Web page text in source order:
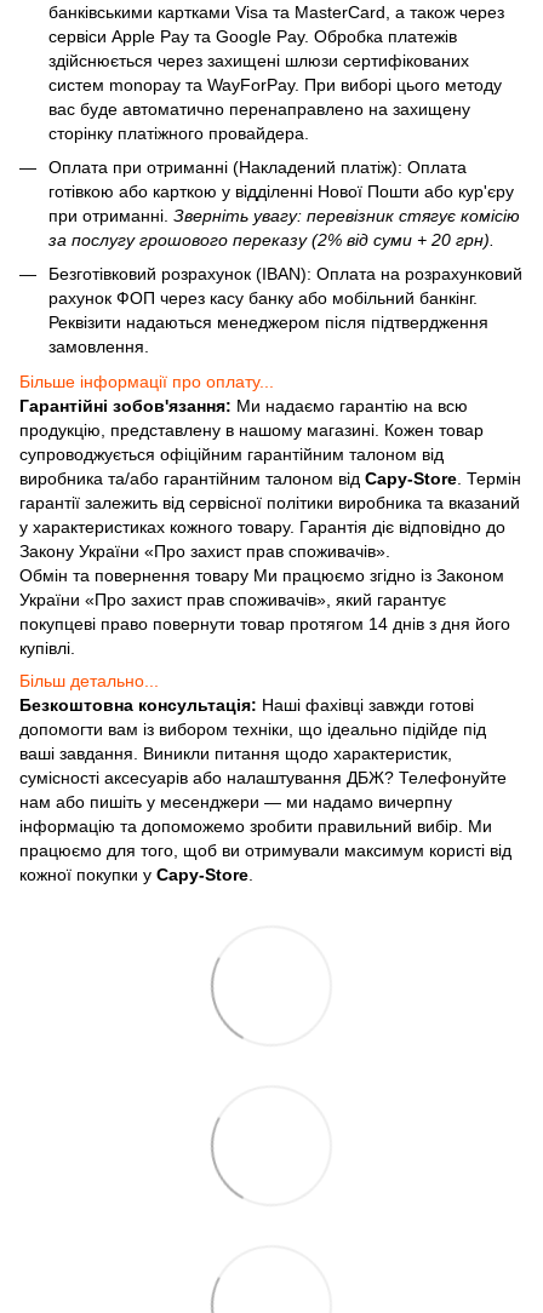
банківськими картками Visa та MasterCard, а також через
сервіси Apple Pay та Google Pay. Обробка платежів
здійснюється через захищені шлюзи сертифікованих
систем monopay та WayForPay. При виборі цього методу
вас буде автоматично перенаправлено на захищену
сторінку платіжного провайдера.
Оплата при отриманні (Накладений платіж): Оплата
готівкою або карткою у відділенні Нової Пошти або кур'єру
при отриманні. Зверніть увагу: перевізник стягує комісію
за послугу грошового переказу (2% від суми + 20 грн).
Безготівковий розрахунок (IBAN): Оплата на розрахунковий
рахунок ФОП через касу банку або мобільний банкінг.
Реквізити надаються менеджером після підтвердження
замовлення.
Більше інформації про оплату...
Гарантійні зобов'язання: Ми надаємо гарантію на всю
продукцію, представлену в нашому магазині. Кожен товар
супроводжується офіційним гарантійним талоном від
виробника та/або гарантійним талоном від Capy-Store . Термін
гарантії залежить від сервісної політики виробника та вказаний
у характеристиках кожного товару. Гарантія діє відповідно до
Закону України «Про захист прав споживачів».
Обмін та повернення товару Ми працюємо згідно із Законом
України «Про захист прав споживачів», який гарантує
покупцеві право повернути товар протягом 14 днів з дня його
купівлі.
Більш детально...
Безкоштовна консультація: Наші фахівці завжди готові
допомогти вам із вибором техніки, що ідеально підійде під
ваші завдання. Виникли питання щодо характеристик,
сумісності аксесуарів або налаштування ДБЖ? Телефонуйте
нам або пишіть у месенджери — ми надамо вичерпну
інформацію та допоможемо зробити правильний вибір. Ми
працюємо для того, щоб ви отримували максимум користі від
кожної покупки у Capy-Store